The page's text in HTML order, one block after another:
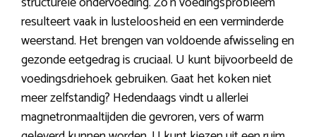
resulteert vaak in lusteloosheid en een verminderde
weerstand. Het brengen van voldoende afwisseling en
gezonde eetgedrag is cruciaal. U kunt bijvoorbeeld de
voedingsdriehoek gebruiken. Gaat het koken niet
meer zelfstandig? Hedendaags vindt u allerlei
magnetronmaaltijden die gevroren, vers of warm